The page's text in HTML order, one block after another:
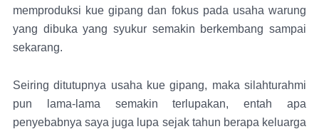
memproduksi kue gipang dan fokus pada usaha warung
yang dibuka yang syukur semakin berkembang sampai
sekarang.
Seiring ditutupnya usaha kue gipang, maka silahturahmi
pun lama-lama semakin terlupakan, entah apa
penyebabnya saya juga lupa sejak tahun berapa keluarga